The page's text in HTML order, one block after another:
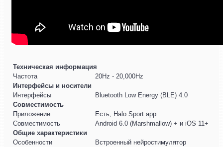
Техническая информация
Частота
20Hz - 20,000Hz
Интерфейсы и носители
Интерфейсы
Bluetooth Low Energy (BLE) 4.0
Совместимость
Приложение
Есть, Halo Sport app
Совместимость
Android 6.0 (Marshmallow) + и iOS 11+
Общие характеристики
Особенности
Встроенный нейростимулятор